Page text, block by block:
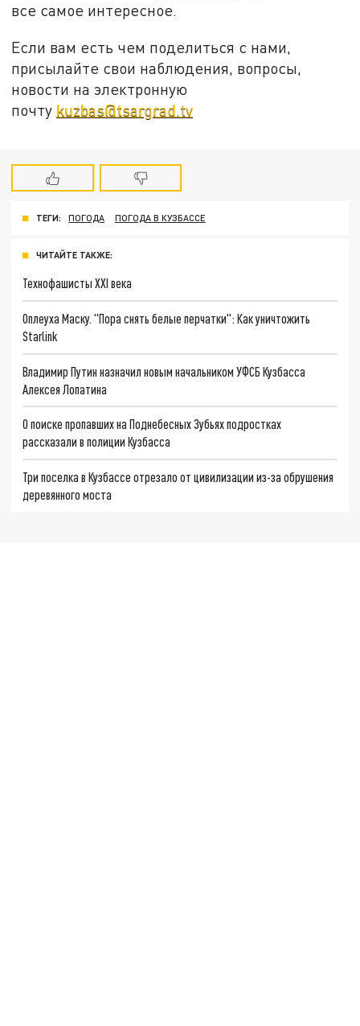
все самое интересное.
Если вам есть чем поделиться с нами,
присылайте свои наблюдения, вопросы,
новости на электронную
почту kuzbas@tsargrad.tv
ТЕГИ: ПОГОДА ПОГОДА В КУЗБАССЕ
ЧИТАЙТЕ ТАКЖЕ:
Технофашисты XXI века
Оплеуха Маску. "Пора снять белые перчатки": Как уничтожить
Starlink
Владимир Путин назначил новым начальником УФСБ Кузбасса
Алексея Лопатина
О поиске пропавших на Поднебесных Зубьях подростках
рассказали в полиции Кузбасса
Три поселка в Кузбассе отрезало от цивилизации из-за обрушения
деревянного моста